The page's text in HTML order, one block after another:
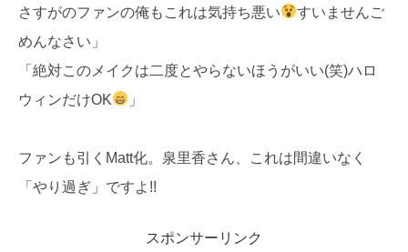
さすがのファンの俺もこれは気持ち悪い
すいませんご
めんなさい」
「絶対このメイクは二度とやらないほうがいい(笑)ハロ
ウィンだけOK
」
ファンも引くMatt化。泉里香さん、これは間違いなく
「やり過ぎ」ですよ!!
スポンサーリンク